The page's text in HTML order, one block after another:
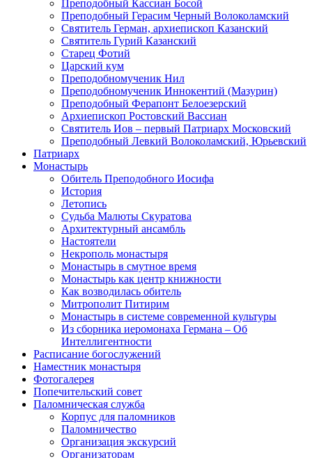
Преподобный Кассиан Босой
Преподобный Герасим Черный Волоколамский
Святитель Герман, архиепископ Казанский
Святитель Гурий Казанский
Старец Фотий
Царский кум
Преподобномученик Нил
Преподобномученик Иннокентий (Мазурин)
Преподобный Ферапонт Белоезерский
Архиепископ Ростовский Вассиан
Святитель Иов – первый Патриарх Московский
Преподобный Левкий Волоколамский, Юрьевский
Патриарх
Монастырь
Обитель Преподобного Иосифа
История
Летопись
Судьба Малюты Скуратова
Архитектурный ансамбль
Настоятели
Некрополь монастыря
Монастырь в смутное время
Монастырь как центр книжности
Как возводилась обитель
Митрополит Питирим
Монастырь в системе современной культуры
Из сборника иеромонаха Германа – Об
Интеллигентности
Расписание богослужений
Наместник монастыря
Фотогалерея
Попечительский совет
Паломническая служба
Корпус для паломников
Паломничество
Организация экскурсий
Организаторам